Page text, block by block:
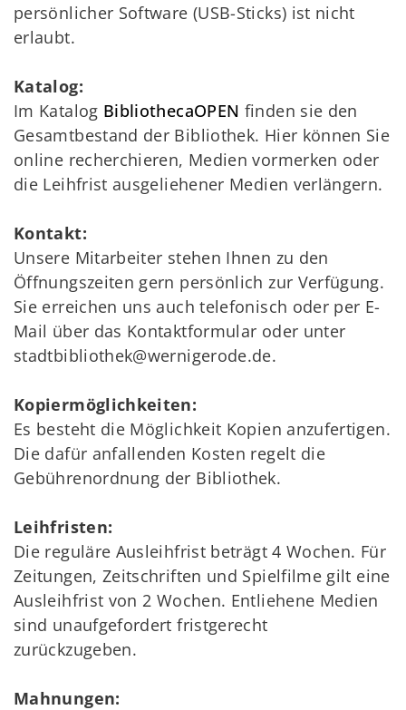
persönlicher Software (USB-Sticks) ist nicht
erlaubt.
Katalog:
Im Katalog BibliothecaOPEN finden sie den
Gesamtbestand der Bibliothek. Hier können Sie
online recherchieren, Medien vormerken oder
die Leihfrist ausgeliehener Medien verlängern.
Kontakt:
Unsere Mitarbeiter stehen Ihnen zu den
Öffnungszeiten gern persönlich zur Verfügung.
Sie erreichen uns auch telefonisch oder per E-
Mail über das Kontaktformular oder unter
stadtbibliothek@wernigerode.de.
Kopiermöglichkeiten:
Es besteht die Möglichkeit Kopien anzufertigen.
Die dafür anfallenden Kosten regelt die
Gebührenordnung der Bibliothek.
Leihfristen:
Die reguläre Ausleihfrist beträgt 4 Wochen. Für
Zeitungen, Zeitschriften und Spielfilme gilt eine
Ausleihfrist von 2 Wochen. Entliehene Medien
sind unaufgefordert fristgerecht
zurückzugeben.
Mahnungen: